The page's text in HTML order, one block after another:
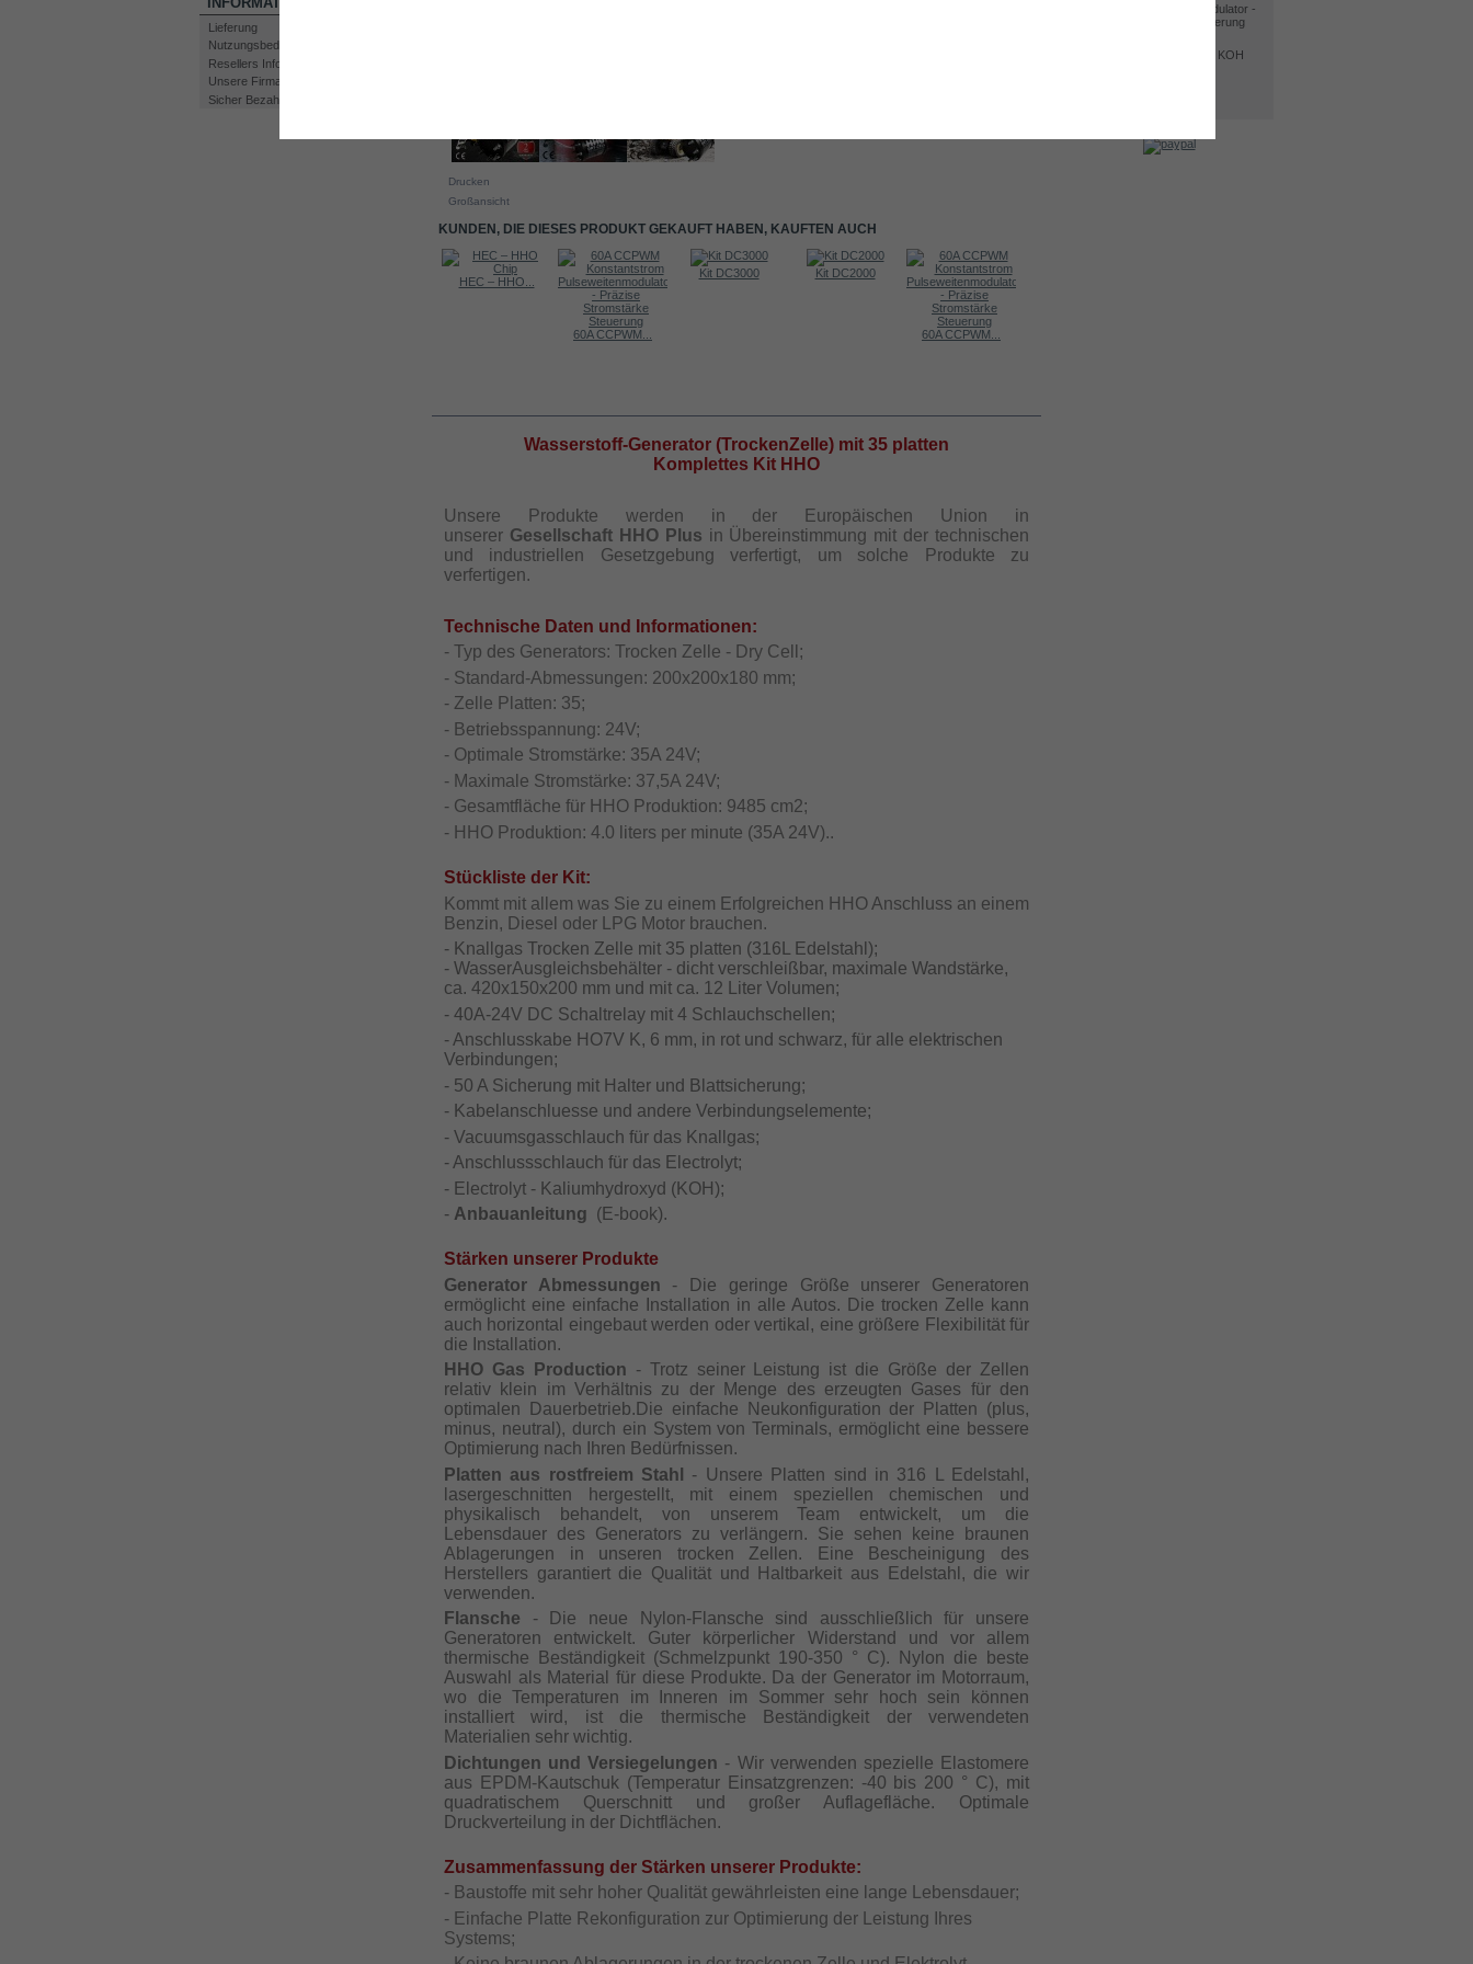
Lieferung
Nutzungsbedingungen
Resellers Information
Unsere Firma
Sicher Bezahlen
Drucken
Großansicht
KUNDEN, DIE DIESES PRODUKT GEKAUFT HABEN, KAUFTEN AUCH
HEC – HHO...
60A CCPWM...
Kit DC3000 Kit DC2000
60A CCPWM...
Wasserstoff-Generator (TrockenZelle) mit 35 platten
Komplettes Kit HHO
Unsere Produkte werden in der Europäischen Union in
unserer GesellschaftHHO Plus in Übereinstimmung mit der technischen
und industriellen Gesetzgebung verfertigt, um solche Produkte zu
verfertigen.
Technische Daten und Informationen:
- Typ des Generators: Trocken Zelle - Dry Cell;
- Standard-Abmessungen: 200x200x180 mm;
- Zelle Platten: 35;
- Betriebsspannung: 24V;
- Optimale Stromstärke: 35A 24V;
- Maximale Stromstärke: 37,5A 24V;
- Gesamtfläche für HHO Produktion: 9485 cm2;
- HHO Produktion: 4.0 liters per minute (35A 24V)..
Stückliste der Kit:
Kommt mit allem was Sie zu einem Erfolgreichen HHO Anschluss an einem
Benzin, Diesel oder LPG Motor brauchen.
- Knallgas Trocken Zelle mit 35 platten (316L Edelstahl);
- WasserAusgleichsbehälter - dicht verschleißbar, maximale Wandstärke,
ca. 420x150x200 mm und mit ca. 12 Liter Volumen;
- 40A-24V DC Schaltrelay mit 4 Schlauchschellen;
- Anschlusskabe HO7V K, 6 mm, in rot und schwarz, für alle elektrischen
Verbindungen;
- 50 A Sicherung mit Halter und Blattsicherung;
- Kabelanschluesse und andere Verbindungselemente;
- Vacuumsgasschlauch für das Knallgas;
- Anschlussschlauch für das Electrolyt;
- Electrolyt - Kaliumhydroxyd (KOH);
- Anbauanleitung (E-book).
Stärken unserer Produkte
Generator Abmessungen - Die geringe Größe unserer Generatoren
ermöglicht eine einfache Installation in alle Autos. Die trocken Zelle kann
auch horizontal eingebaut werden oder vertikal, eine größere Flexibilität für
die Installation.
HHO Gas Production - Trotz seiner Leistung ist die Größe der Zellen
relativ klein im Verhältnis zu der Menge des erzeugten Gases für den
optimalen Dauerbetrieb.Die einfache Neukonfiguration der Platten (plus,
minus, neutral), durch ein System von Terminals, ermöglicht eine bessere
Optimierung nach Ihren Bedürfnissen.
Platten aus rostfreiem Stahl
- Unsere Platten sind in 316 L Edelstahl,
lasergeschnitten hergestellt, mit einem speziellen chemischen und
physikalisch behandelt, von unserem Team entwickelt, um die
Lebensdauer des Generators zu verlängern. Sie sehen keine braunen
Ablagerungen in unseren trocken Zellen. Eine Bescheinigung des
Herstellers garantiert die Qualität und Haltbarkeit aus Edelstahl, die wir
verwenden.
Flansche - Die neue Nylon-Flansche sind ausschließlich für unsere
Generatoren entwickelt. Guter körperlicher Widerstand und vor allem
thermische Beständigkeit (Schmelzpunkt 190-350 ° C). Nylon die beste
Auswahl als Material für diese Produkte. Da der Generator im Motorraum,
wo die Temperaturen im Inneren im Sommer sehr hoch sein können
installiert wird, ist die thermische Beständigkeit der verwendeten
Materialien sehr wichtig.
Dichtungen und Versiegelungen - Wir verwenden spezielle Elastomere
aus EPDM-Kautschuk (Temperatur Einsatzgrenzen: -40 bis 200 ° C), mit
quadratischem Querschnitt und großer Auflagefläche. Optimale
Druckverteilung in der Dichtflächen.
Zusammenfassung der Stärken unserer Produkte:
- Baustoffe mit sehr hoher Qualität gewährleisten eine lange Lebensdauer;
- Einfache Platte Rekonfiguration zur Optimierung der Leistung Ihres
Systems;
30A PWM Pulseweitenmodulator -
Präzise Stromstärke Steuerung
Elektrolyt. Kaliumhydroxid KOH